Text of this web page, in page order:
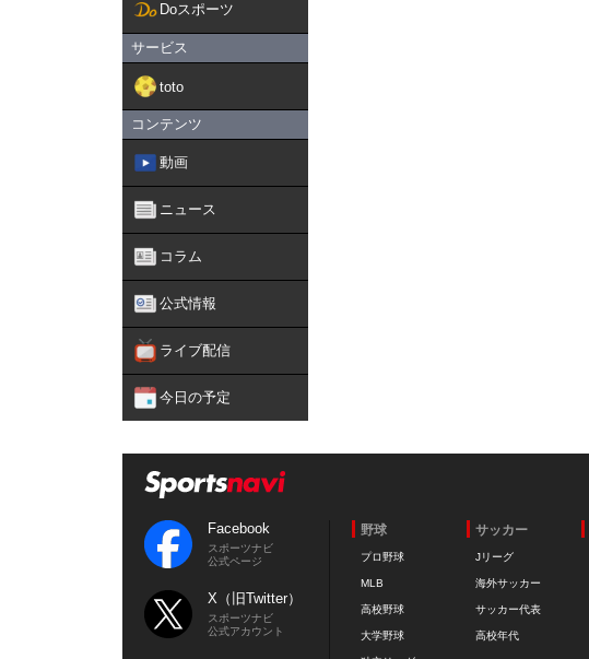
Doスポーツ
サービス
toto
コンテンツ
動画
ニュース
コラム
公式情報
ライブ配信
今日の予定
Facebook
スポーツナビ
公式ページ
X（旧Twitter）
スポーツナビ
公式アカウント
野球
プロ野球
MLB
高校野球
大学野球
サッカー
Jリーグ
海外サッカー
サッカー代表
高校年代